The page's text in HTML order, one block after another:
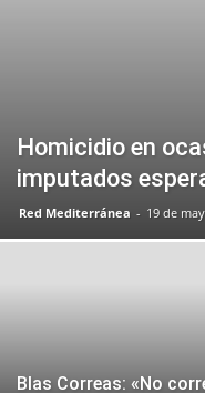
Homicidio en
imputados
Red Mediterránea - 19 de
Blas Correas: «No